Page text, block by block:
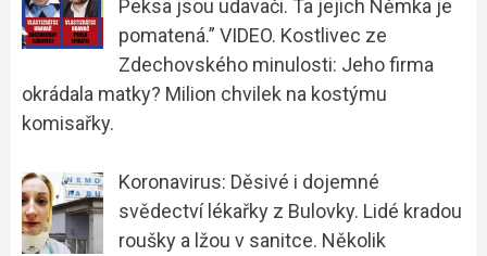
Peksa jsou udavači. Ta jejich Němka je
pomatená.” VIDEO. Kostlivec ze
Zdechovského minulosti: Jeho firma
okrádala matky? Milion chvilek na kostýmu
komisařky.
Koronavirus: Děsivé i dojemné
svědectví lékařky z Bulovky. Lidé kradou
roušky a lžou v sanitce. Několik